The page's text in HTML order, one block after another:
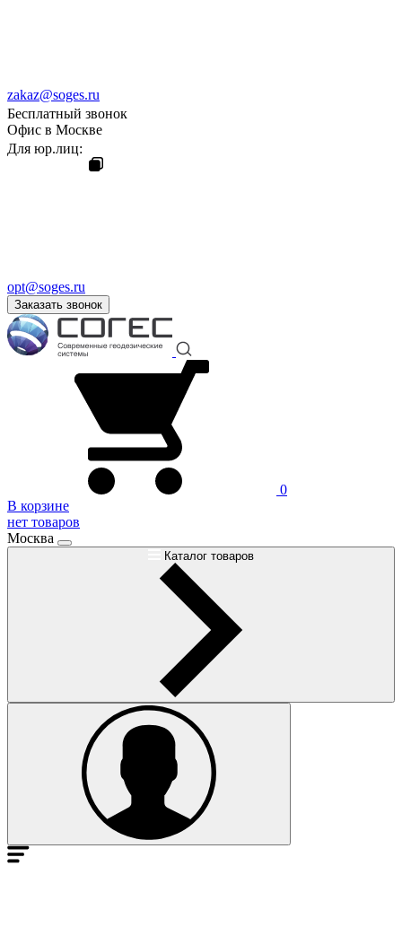
zakaz@soges.ru
Бесплатный звонок
Офис в Москве
Для юр.лиц:
opt@soges.ru
Заказать звонок
0
В корзине
нет товаров
Москва
Каталог товаров